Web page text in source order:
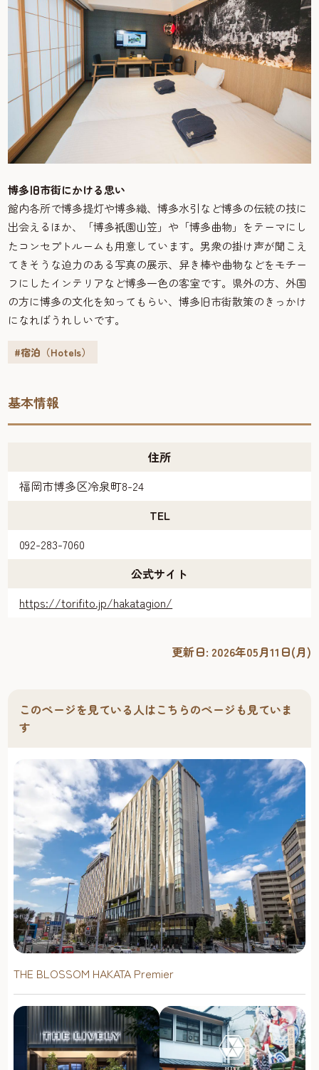
博多旧市街にかける思い
館内各所で博多提灯や博多織、博多水引など博多の伝統の技に
出会えるほか、「博多祇園山笠」や「博多曲物」をテーマにし
たコンセプトルームも用意しています。男衆の掛け声が聞こえ
てきそうな迫力のある写真の展示、舁き棒や曲物などをモチー
フにしたインテリアなど博多一色の客室です。県外の方、外国
の方に博多の文化を知ってもらい、博多旧市街散策のきっかけ
になればうれしいです。
#宿泊（Hotels）
基本情報
住所
福岡市博多区冷泉町8-24
TEL
092-283-7060
公式サイト
https://torifito.jp/hakatagion/
更新日: 2026年05月11日(月)
このページを見ている人はこちらのページも見ていま
す
THE BLOSSOM HAKATA Premier